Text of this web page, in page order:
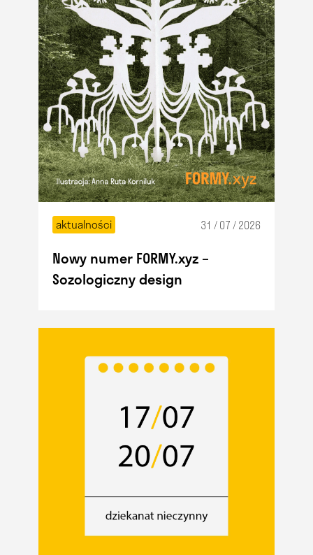
aktualności 31 / 07 / 2026
Nowy numer FORMY.xyz –
Sozologiczny design